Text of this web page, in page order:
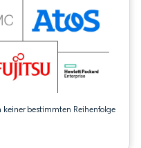
bestimmten Reihenfolge